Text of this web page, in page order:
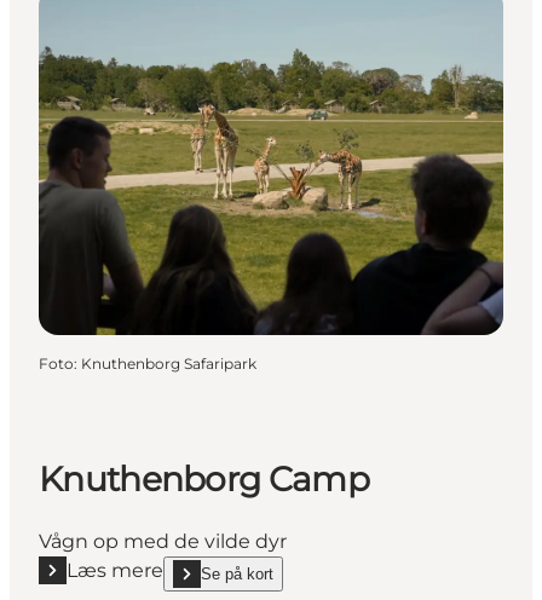
Foto: Knuthenborg Safaripark
Knuthenborg Camp
Vågn op med de vilde dyr
Læs mere
Læs mere "Knuthenborg Camp"
Se på kort
show Knuthenborg Camp on_map